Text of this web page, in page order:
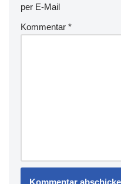
per E-Mail
Kommentar *